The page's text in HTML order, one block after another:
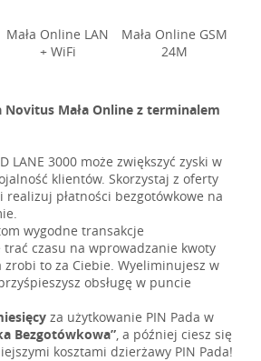
Mała Online LAN
+ WiFi
Mała Online GSM
24M
Novitus Mała Online z terminalem
LANE 3000 może zwiększyć zyski w
klientów. Skorzystaj z oferty
realizuj płatności bezgotówkowe na
wygodne transakcje
czasu na wprowadzanie kwoty
zrobi to za Ciebie. Wyeliminujesz w
obsługę w puncie
za użytkowanie PIN Pada w
Bezgotówkowa”, a później ciesz się
kosztami dzierżawy PIN Pada!